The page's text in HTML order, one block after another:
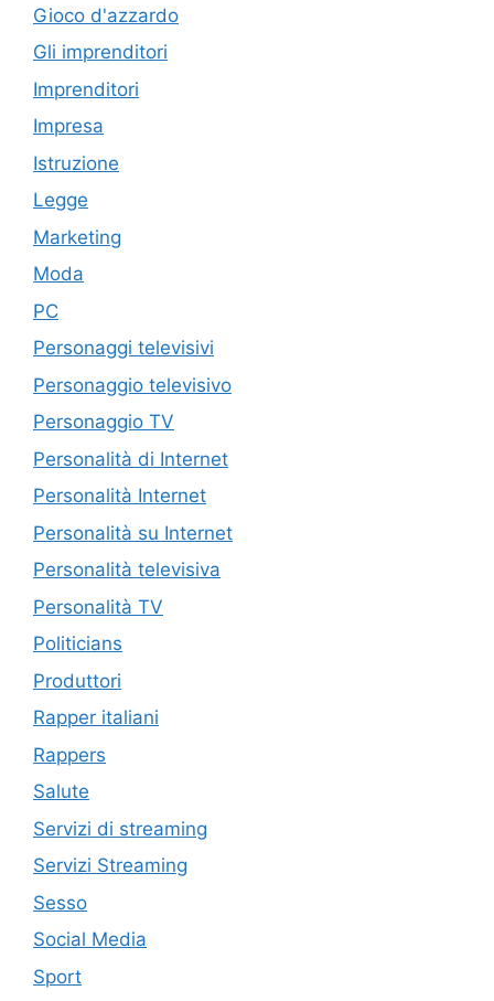
Gioco d'azzardo
Gli imprenditori
Imprenditori
Impresa
Istruzione
Legge
Marketing
Moda
PC
Personaggi televisivi
Personaggio televisivo
Personaggio TV
Personalità di Internet
Personalità Internet
Personalità su Internet
Personalità televisiva
Personalità TV
Politicians
Produttori
Rapper italiani
Rappers
Salute
Servizi di streaming
Servizi Streaming
Sesso
Social Media
Sport